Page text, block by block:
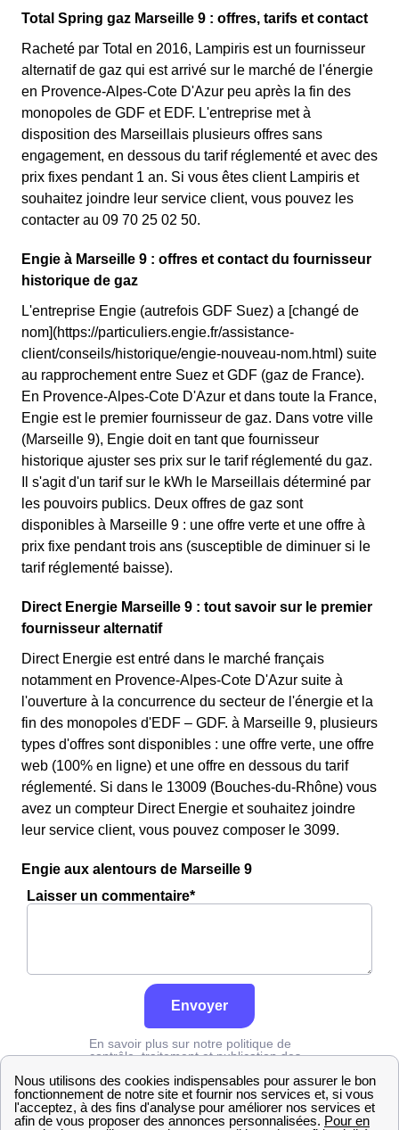
Total Spring gaz Marseille 9 : offres, tarifs et contact
Racheté par Total en 2016, Lampiris est un fournisseur
alternatif de gaz qui est arrivé sur le marché de l'énergie
en Provence-Alpes-Cote D'Azur peu après la fin des
monopoles de GDF et EDF. L'entreprise met à
disposition des Marseillais plusieurs offres sans
engagement, en dessous du tarif réglementé et avec des
prix fixes pendant 1 an. Si vous êtes client Lampiris et
souhaitez joindre leur service client, vous pouvez les
contacter au 09 70 25 02 50.
Engie à Marseille 9 : offres et contact du fournisseur
historique de gaz
L'entreprise Engie (autrefois GDF Suez) a [changé de
nom](https://particuliers.engie.fr/assistance-
client/conseils/historique/engie-nouveau-nom.html) suite
au rapprochement entre Suez et GDF (gaz de France).
En Provence-Alpes-Cote D'Azur et dans toute la France,
Engie est le premier fournisseur de gaz. Dans votre ville
(Marseille 9), Engie doit en tant que fournisseur
historique ajuster ses prix sur le tarif réglementé du gaz.
Il s'agit d'un tarif sur le kWh le Marseillais déterminé par
les pouvoirs publics. Deux offres de gaz sont
disponibles à Marseille 9 : une offre verte et une offre à
prix fixe pendant trois ans (susceptible de diminuer si le
tarif réglementé baisse).
Direct Energie Marseille 9 : tout savoir sur le premier
fournisseur alternatif
Direct Energie est entré dans le marché français
notamment en Provence-Alpes-Cote D'Azur suite à
l'ouverture à la concurrence du secteur de l'énergie et la
fin des monopoles d'EDF – GDF. à Marseille 9, plusieurs
types d'offres sont disponibles : une offre verte, une offre
web (100% en ligne) et une offre en dessous du tarif
réglementé. Si dans le 13009 (Bouches-du-Rhône) vous
avez un compteur Direct Energie et souhaitez joindre
leur service client, vous pouvez composer le 3099.
Engie aux alentours de Marseille 9
Laisser un commentaire*
Envoyer
En savoir plus sur notre politique de
contrôle, traitement et publication des
Engie Bouches-du-Rhône Marseille 9